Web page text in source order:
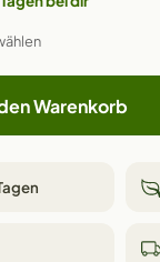
Warenkorb